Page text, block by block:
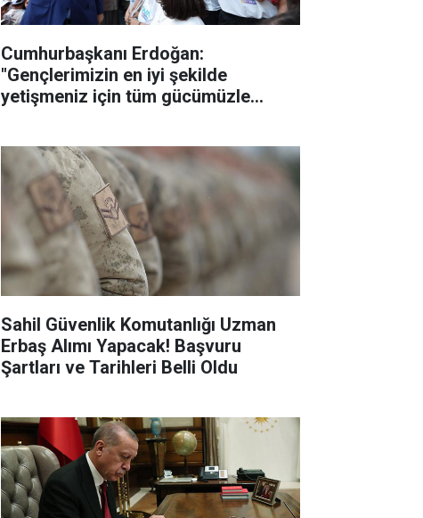
Cumhurbaşkanı Erdoğan:
"Gençlerimizin en iyi şekilde
yetişmeniz için tüm gücümüzle
Sahil Güvenlik Komutanlığı Uzman
Erbaş Alımı Yapacak! Başvuru
Şartları ve Tarihleri Belli Oldu